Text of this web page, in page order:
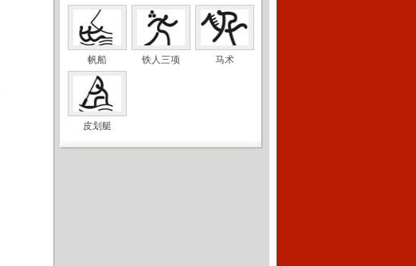
帆船 铁人三项 马术
皮划艇